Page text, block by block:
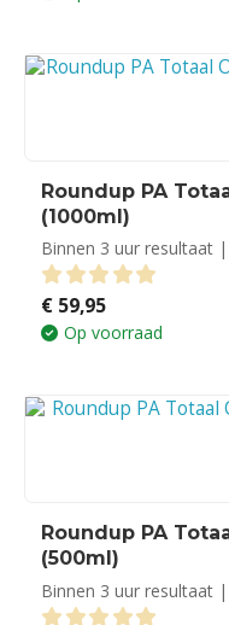
Roundup PA
(1000ml)
Binnen 3 uur resultaat
0 out of 5
€ 59,95
Op voorraad
Roundup PA
(500ml)
Binnen 3 uur resultaat